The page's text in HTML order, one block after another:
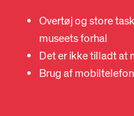
Overtøj og store
museets forhal
Det er ikke tilladt at
Brug af